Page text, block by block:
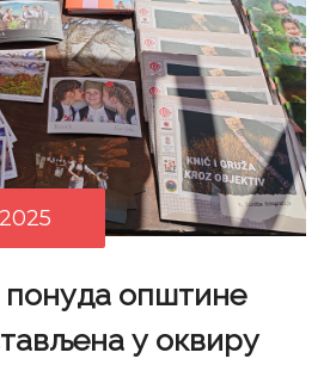
понуда општине
у оквиру